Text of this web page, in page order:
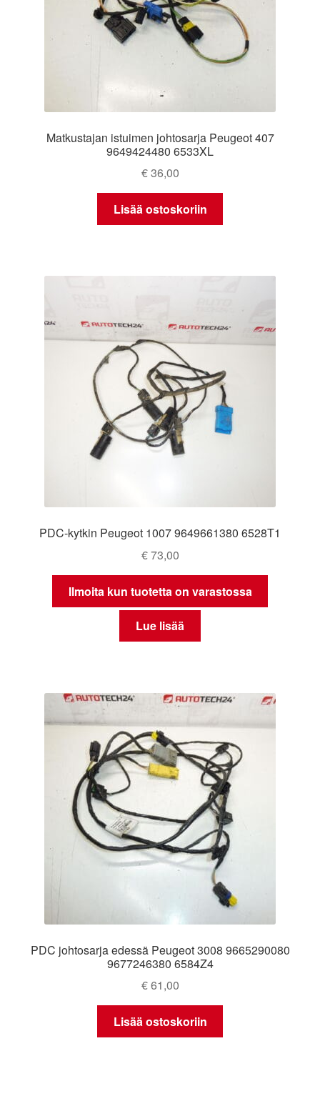
Matkustajan istuimen johtosarja Peugeot 407
9649424480 6533XL
€36,00
Lisää ostoskoriin
PDC-kytkin Peugeot 1007 9649661380 6528T1
€73,00
Ilmoita kun tuotetta on varastossa
Lue lisää
PDC johtosarja edessä Peugeot 3008 9665290080
9677246380 6584Z4
€61,00
Lisää ostoskoriin